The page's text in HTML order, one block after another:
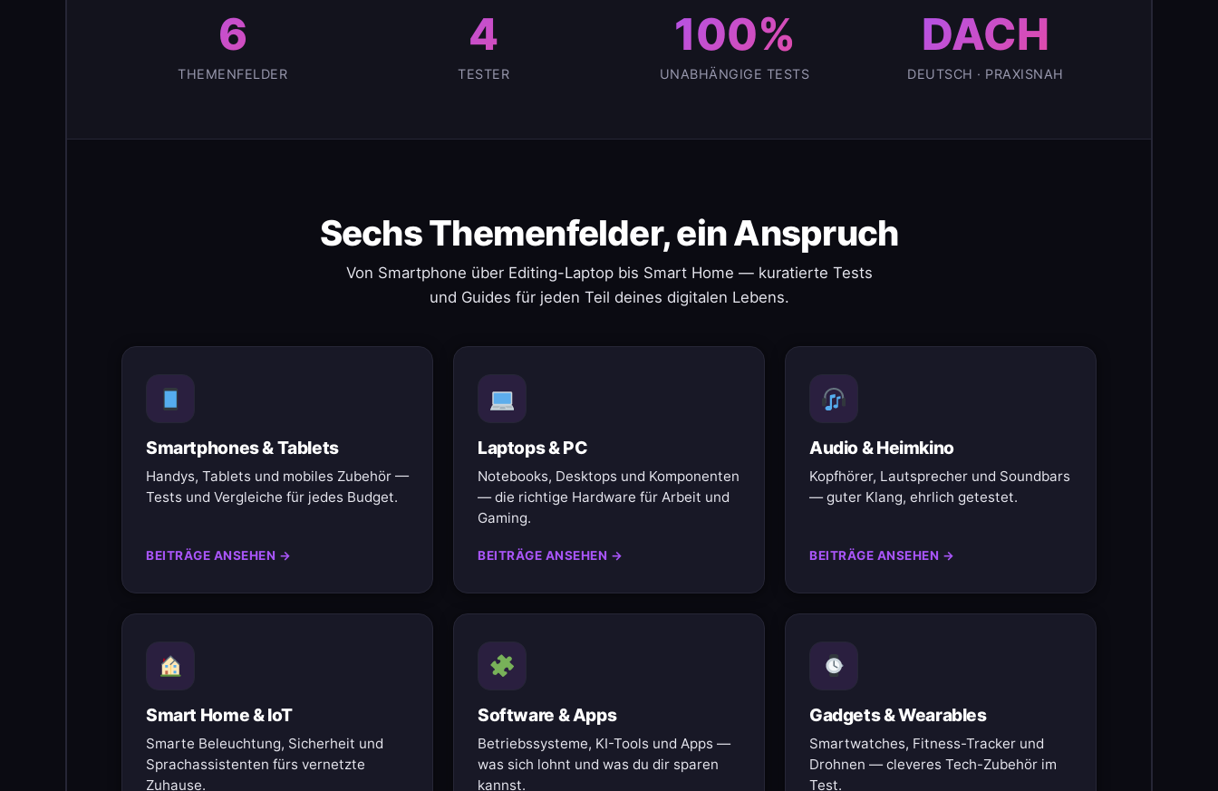
6
THEMENFELDER
4
TESTER
100%
UNABHÄNGIGE TESTS
DACH
DEUTSCH · PRAXISNAH
Sechs Themenfelder, ein Anspruch
Von Smartphone über Editing-Laptop bis Smart Home — kuratierte Tests
und Guides für jeden Teil deines digitalen Lebens.
Smartphones & Tablets
Handys, Tablets und mobiles Zubehör —
Tests und Vergleiche für jedes Budget.
BEITRÄGE ANSEHEN →
Laptops & PC
Notebooks, Desktops und Komponenten
— die richtige Hardware für Arbeit und
Gaming.
BEITRÄGE ANSEHEN →
Audio & Heimkino
Kopfhörer, Lautsprecher und Soundbars
— guter Klang, ehrlich getestet.
BEITRÄGE ANSEHEN →
Smart Home & IoT
Smarte Beleuchtung, Sicherheit und
Sprachassistenten fürs vernetzte
Zuhause.
Software & Apps
Betriebssysteme, KI-Tools und Apps —
was sich lohnt und was du dir sparen
kannst.
Gadgets & Wearables
Smartwatches, Fitness-Tracker und
Drohnen — cleveres Tech-Zubehör im
Test.